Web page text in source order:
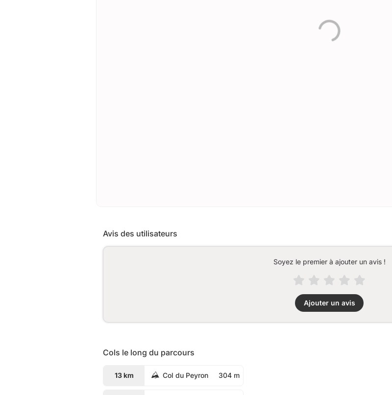
Avis des utilisateurs
Soyez le premier à ajouter un avis !
Ajouter un avis
Cols le long du parcours
13 km Col du Peyron 304 m